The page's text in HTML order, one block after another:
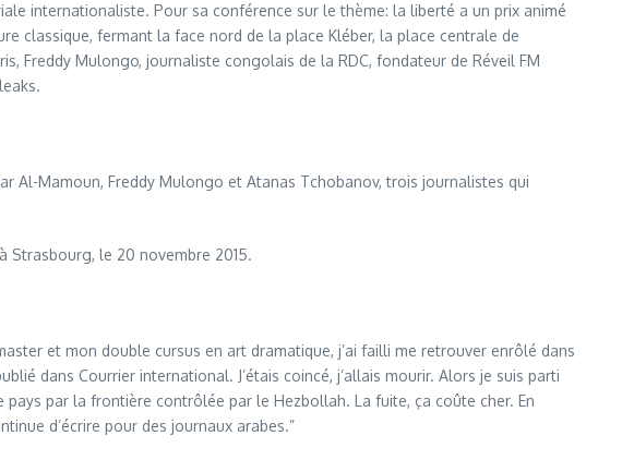
internationaliste. Pour sa conférence sur le thème: la liberté a un prix animé
classique, fermant la face nord de la place Kléber, la place centrale de
Freddy Mulongo, journaliste congolais de la RDC, fondateur de Réveil FM
Al-Mamoun, Freddy Mulongo et Atanas Tchobanov, trois journalistes qui
Strasbourg, le 20 novembre 2015.
et mon double cursus en art dramatique, j’ai failli me retrouver enrôlé dans
dans Courrier international. J’étais coincé, j’allais mourir. Alors je suis parti
par la frontière contrôlée par le Hezbollah. La fuite, ça coûte cher. En
d’écrire pour des journaux arabes.”